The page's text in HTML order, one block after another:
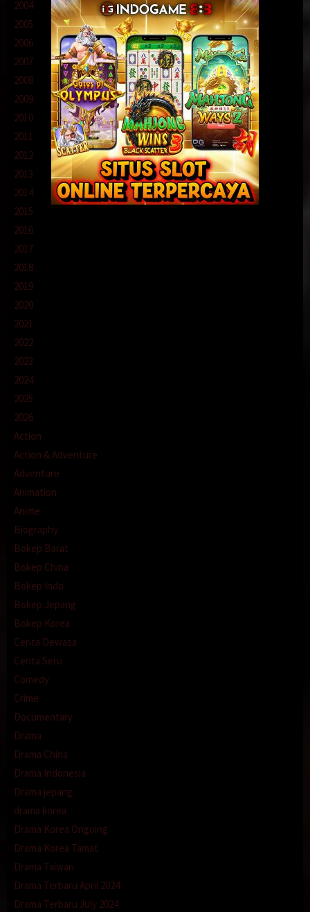
2004
2005
2006
2007
2008
2009
2010
2011
2012
2013
2014
2015
2016
2017
2018
2019
2020
2021
2022
2023
2024
2025
2026
Action
Action & Adventure
Adventure
Animation
Anime
Biography
Bokep Barat
Bokep China
Bokep Indo
Bokep Jepang
Bokep Korea
Cerita Dewasa
Cerita Seru
Comedy
Crime
Documentary
Drama
Drama China
Drama Indonesia
Drama jepang
drama korea
Drama Korea Ongoing
Drama Korea Tamat
Drama Taiwan
Drama Terbaru April 2024
Drama Terbaru July 2024